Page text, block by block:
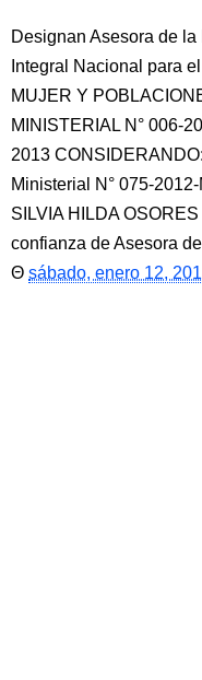
Designan Asesora de
Integral Nacional para
MUJER Y
MINISTERIAL N° 006-
2013
Ministerial N° 075-
SILVIA HILDA
confianza de Asesora
sábado, enero 12,